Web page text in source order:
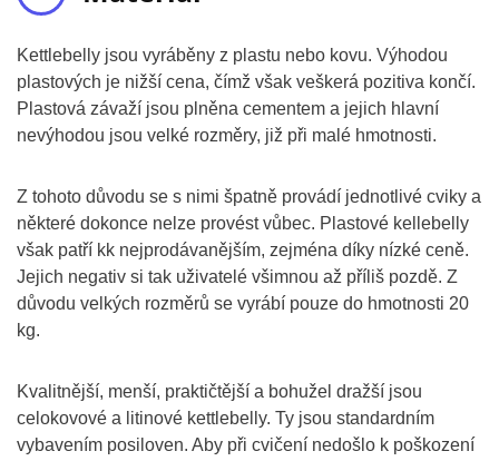
Kettlebelly jsou vyráběny z plastu nebo kovu. Výhodou
plastových je nižší cena, čímž však veškerá pozitiva končí.
Plastová závaží jsou plněna cementem a jejich hlavní
nevýhodou jsou velké rozměry, již při malé hmotnosti.
Z tohoto důvodu se s nimi špatně provádí jednotlivé cviky a
některé dokonce nelze provést vůbec. Plastové kellebelly
však patří kk nejprodávanějším, zejména díky nízké ceně.
Jejich negativ si tak uživatelé všimnou až příliš pozdě. Z
důvodu velkých rozměrů se vyrábí pouze do hmotnosti 20
kg.
Kvalitnější, menší, praktičtější a bohužel dražší jsou
celokovové a litinové kettlebelly. Ty jsou standardním
vybavením posiloven. Aby při cvičení nedošlo k poškození